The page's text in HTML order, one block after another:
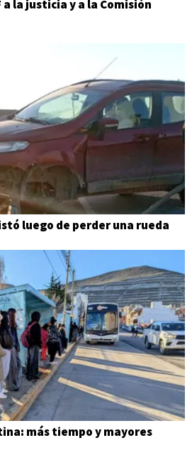
a la justicia y a la Comisión
luego de perder una rueda
más tiempo y mayores